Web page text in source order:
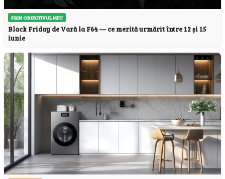
PRIN OBIECTIVUL MEU
Black Friday de Vară la F64 — ce merită urmărit între 12 și 15
iunie